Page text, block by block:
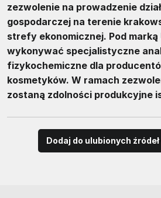
zezwolenie na prowadzenie
gospodarczej na terenie
strefy ekonomicznej. Pod marką
wykonywać specjalistyczne
fizykochemiczne dla
kosmetyków. W ramach
zostaną zdolności produkcyjne
Dodaj do ulubionych